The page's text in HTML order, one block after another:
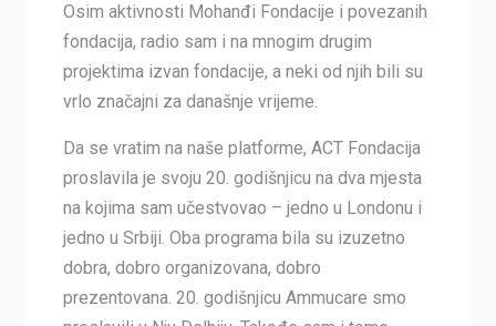
Osim aktivnosti Mohanđi Fondacije i povezanih
fondacija, radio sam i na mnogim drugim
projektima izvan fondacije, a neki od njih bili su
vrlo značajni za današnje vrijeme.
Da se vratim na naše platforme, ACT Fondacija
proslavila je svoju 20. godišnjicu na dva mjesta
na kojima sam učestvovao – jedno u Londonu i
jedno u Srbiji. Oba programa bila su izuzetno
dobra, dobro organizovana, dobro
prezentovana. 20. godišnjicu Ammucare smo